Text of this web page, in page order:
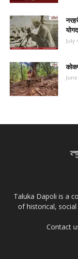
July
Taluka Dapoli is a
of historical,
Contact